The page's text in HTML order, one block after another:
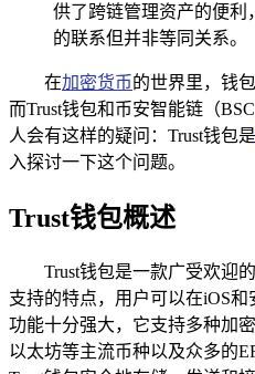
供了跨链管理资产的便利
的联系但并非等同关系。
在加密货币的世界里，钱
而Trust钱包和币安智能链（
人会有这样的疑问：Trust钱包是
入探讨一下这个问题。
Trust钱包概述
Trust钱包是一款广受欢迎
支持的特点，用户可以在iOS
功能十分强大，它支持多种加
以太坊等主流币种以及众多的